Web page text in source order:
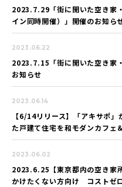
2023.7.29「街に開いた空き家
イン同時開催）」開催のお知ら
2023.06.22
2023.7.15「街に開いた空き家
お知らせ
2023.06.14
【6/14リリース】「アキサポ
た戸建て住宅を和モダンカフェ
2023.06.02
2023.6.25【東京都内の空き家
かけたくない方向け コストゼ